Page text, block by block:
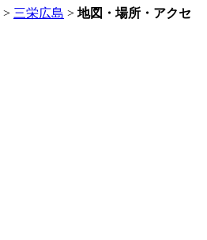
> 三栄広島 > 地図・場所・アクセ